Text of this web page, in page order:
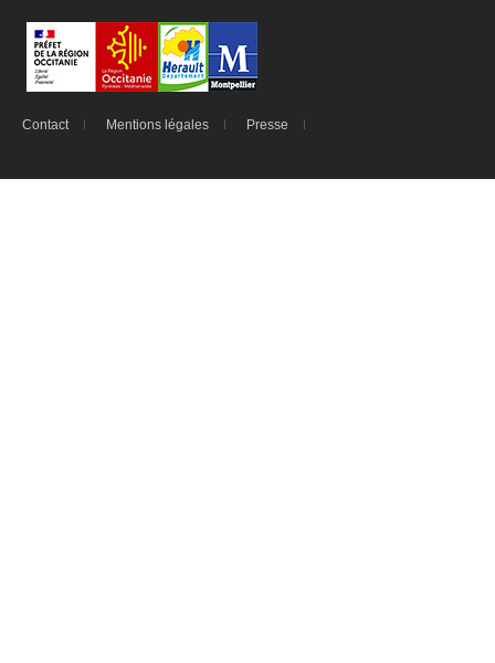
Contact Mentions légales Presse